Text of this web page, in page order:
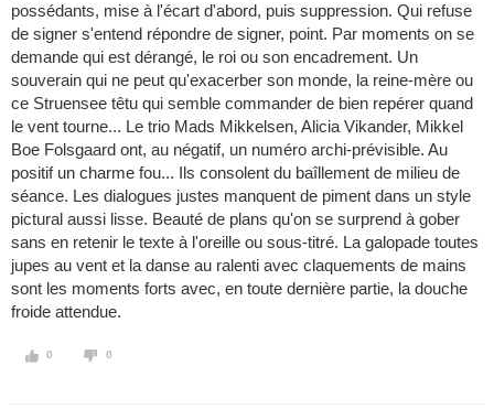
possédants, mise à l'écart d'abord, puis suppression. Qui refuse
de signer s'entend répondre de signer, point. Par moments on se
demande qui est dérangé, le roi ou son encadrement. Un
souverain qui ne peut qu'exacerber son monde, la reine-mère ou
ce Struensee têtu qui semble commander de bien repérer quand
le vent tourne... Le trio Mads Mikkelsen, Alicia Vikander, Mikkel
Boe Folsgaard ont, au négatif, un numéro archi-prévisible. Au
positif un charme fou... Ils consolent du baîllement de milieu de
séance. Les dialogues justes manquent de piment dans un style
pictural aussi lisse. Beauté de plans qu'on se surprend à gober
sans en retenir le texte à l'oreille ou sous-titré. La galopade toutes
jupes au vent et la danse au ralenti avec claquements de mains
sont les moments forts avec, en toute dernière partie, la douche
froide attendue.
0 0